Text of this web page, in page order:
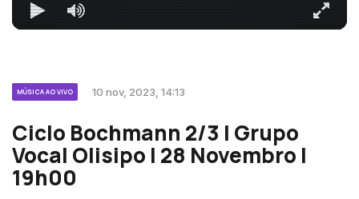
MÚSICA AO VIVO 10 nov, 2023, 14:13
Ciclo Bochmann 2/3 | Grupo
Vocal Olisipo | 28 Novembro |
19h00